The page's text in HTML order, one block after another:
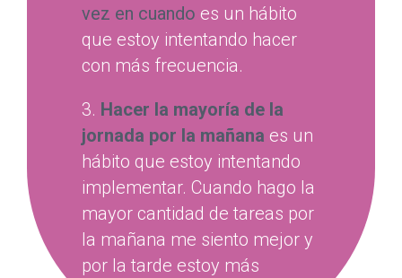
vez en cuando es un hábito
que estoy intentando hacer
con más frecuencia.
3. Hacer la mayoría de la
jornada por la mañana es un
hábito que estoy intentando
implementar. Cuando hago la
mayor cantidad de tareas por
la mañana me siento mejor y
por la tarde estoy más